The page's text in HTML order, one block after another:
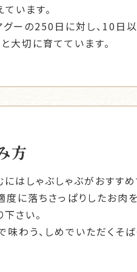
います。
グーの250日に対し、10日
大切に育てています。
方
はしゃぶしゃぶがおすすめ
に落ちさっぱりしたお肉を
さい。
わう、しめでいただくそ